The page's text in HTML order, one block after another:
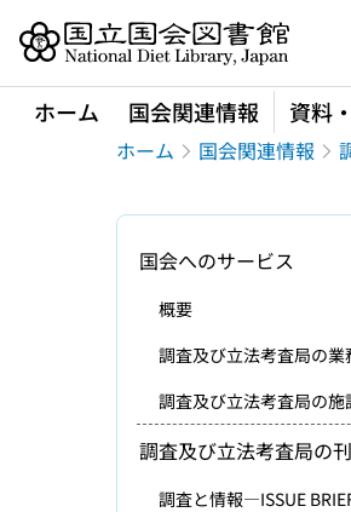
本文へ移動
ホーム 国会関連情報 資料
ホーム 国会関連情報
国会へのサービス
概要
調査及び立法考査局の業
調査及び立法考査局の
調査及び立法考査局の
調査と情報―ISSUE